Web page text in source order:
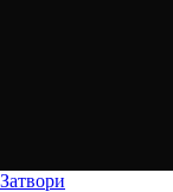
Затвори